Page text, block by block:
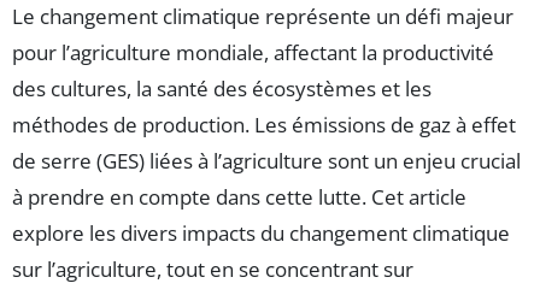
Le changement climatique représente un défi majeur
pour l’agriculture mondiale, affectant la productivité
des cultures, la santé des écosystèmes et les
méthodes de production. Les émissions de gaz à effet
de serre (GES) liées à l’agriculture sont un enjeu crucial
à prendre en compte dans cette lutte. Cet article
explore les divers impacts du changement climatique
sur l’agriculture, tout en se concentrant sur